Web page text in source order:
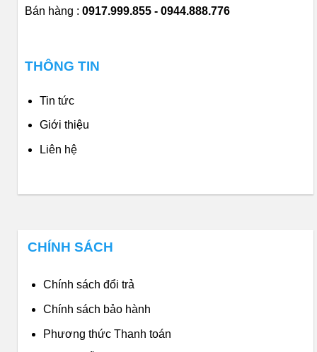
Bán hàng : 0917.999.855 - 0944.888.776
THÔNG TIN
Tin tức
Giới thiệu
Liên hệ
CHÍNH SÁCH
Chính sách đổi trả
Chính sách bảo hành
Phương thức Thanh toán